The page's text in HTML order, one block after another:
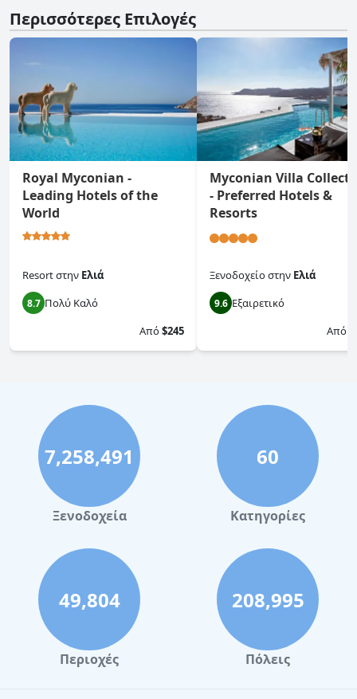
Περισσότερες Επιλογές
Royal Myconian -
Leading Hotels of the
World
Resortστην Ελιά
8.7 Πολύ Καλό
Από$245
Myconian Villa
- Preferred Hotels &
Resorts
Ξενοδοχείοστην Ελιά
9.6 Εξαιρετικό
Από
7,258,491
Ξενοδοχεία
60
Κατηγορίες
49,804
Περιοχές
208,995
Πόλεις